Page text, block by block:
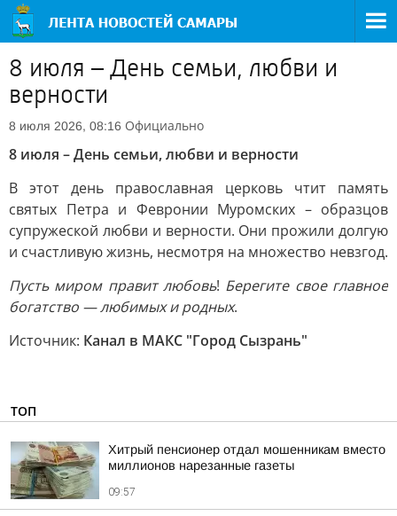
8 июля – День семьи, любви и
верности
8 июля 2026, 08:16 Официально
8 июля – День семьи, любви и верности
В этот день православная церковь чтит память
святых Петра и Февронии Муромских – образцов
супружеской любви и верности. Они прожили долгую
и счастливую жизнь, несмотря на множество невзгод.
Пусть миром правит любовь! Берегите свое главное
богатство — любимых и родных.
Источник: Канал в МАКС "Город Сызрань"
ТОП
Хитрый пенсионер отдал мошенникам вместо
миллионов нарезанные газеты
09:57